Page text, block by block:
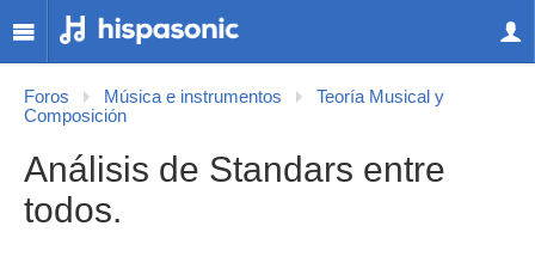
Foros Música e instrumentos
Teoría Musical y
Composición
Análisis de Standars entre
todos.